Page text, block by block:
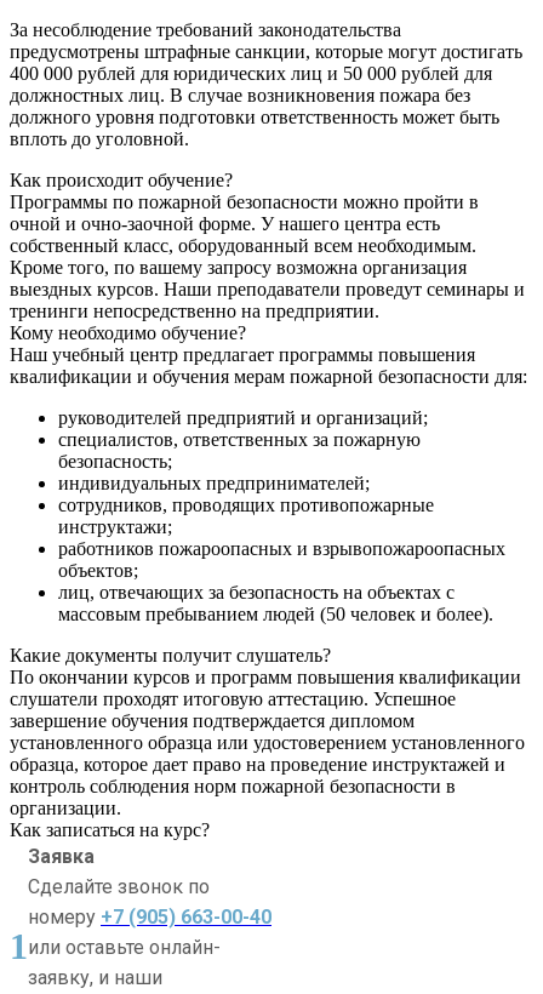
За несоблюдение требований законодательства
предусмотрены штрафные санкции, которые могут достигать
400 000 рублей для юридических лиц и 50 000 рублей для
должностных лиц. В случае возникновения пожара без
должного уровня подготовки ответственность может быть
вплоть до уголовной.
Как происходит обучение?
Программы по пожарной безопасности можно пройти в
очной и очно-заочной форме. У нашего центра есть
собственный класс, оборудованный всем необходимым.
Кроме того, по вашему запросу возможна организация
выездных курсов. Наши преподаватели проведут семинары и
тренинги непосредственно на предприятии.
Кому необходимо обучение?
Наш учебный центр предлагает программы повышения
квалификации и обучения мерам пожарной безопасности для:
руководителей предприятий и организаций;
специалистов, ответственных за пожарную
безопасность;
индивидуальных предпринимателей;
сотрудников, проводящих противопожарные
инструктажи;
работников пожароопасных и взрывопожароопасных
объектов;
лиц, отвечающих за безопасность на объектах с
массовым пребыванием людей (50 человек и более).
Какие документы получит слушатель?
По окончании курсов и программ повышения квалификации
слушатели проходят итоговую аттестацию. Успешное
завершение обучения подтверждается дипломом
установленного образца или удостоверением установленного
образца, которое дает право на проведение инструктажей и
контроль соблюдения норм пожарной безопасности в
организации.
Как записаться на курс?
1
Заявка
Сделайте звонок по
номеру +7 (905) 663-00-40
или оставьте онлайн-
заявку, и наши